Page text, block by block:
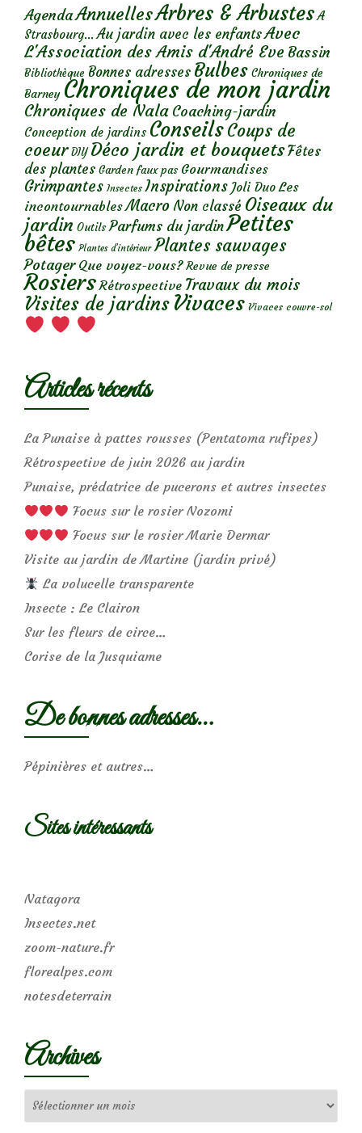
AgendaAnnuellesArbres & Arbustes A
Strasbourg... Au jardin avec les enfantsAvec
L'Association des Amis d'André Eve Bassin
Bibliothèque Bonnes adresses Bulbes Chroniques de
Barney Chroniques de mon jardin
Chroniques de Nala Coaching-jardin
Conception de jardins ConseilsCoups de
coeur DIY Déco jardin et bouquetsFêtes
des plantes Garden faux pas Gourmandises
Grimpantes Insectes Inspirations Joli Duo Les
incontournables Macro Non classé Oiseaux du
jardin Outils Parfums du jardinPetites
bêtes Plantes d’intérieur Plantes sauvages
Potager Que voyez-vous? Revue de presse
Rosiers Rétrospective Travaux du mois
Visites de jardins Vivaces Vivaces couvre-sol
Articles récents
La Punaise à pattes rousses (Pentatoma rufipes)
Rétrospective de juin 2026 au jardin
Punaise, prédatrice de pucerons et autres insectes
Focus sur le rosier Nozomi
Focus sur le rosier Marie Dermar
Visite au jardin de Martine (jardin privé)
La volucelle transparente
Insecte : Le Clairon
Sur les fleurs de circe…
Corise de la Jusquiame
De bonnes adresses…
Pépinières et autres…
Sites intéressants
Natagora
Insectes.net
zoom-nature.fr
florealpes.com
notesdeterrain
Archives